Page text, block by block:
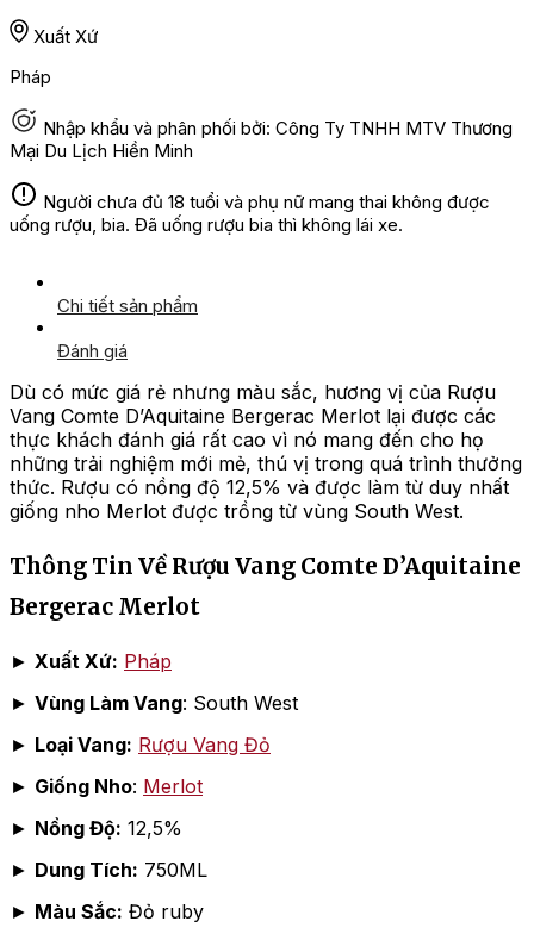
Xuất Xứ
Pháp
Nhập khẩu và phân phối bởi: Công Ty TNHH MTV Thương
Mại Du Lịch Hiền Minh
Người chưa đủ 18 tuổi và phụ nữ mang thai không được
uống rượu, bia. Đã uống rượu bia thì không lái xe.
Chi tiết sản phẩm
Đánh giá
Dù có mức giá rẻ nhưng màu sắc, hương vị của Rượu
Vang Comte D’Aquitaine Bergerac Merlot lại được các
thực khách đánh giá rất cao vì nó mang đến cho họ
những trải nghiệm mới mẻ, thú vị trong quá trình thưởng
thức. Rượu có nồng độ 12,5% và được làm từ duy nhất
giống nho Merlot được trồng từ vùng South West.
Thông Tin Về Rượu Vang Comte D’Aquitaine
Bergerac Merlot
► Xuất Xứ: Pháp
► Vùng Làm Vang: South West
► Loại Vang: Rượu Vang Đỏ
► Giống Nho: Merlot
► Nồng Độ: 12,5%
► Dung Tích: 750ML
► Màu Sắc: Đỏ ruby